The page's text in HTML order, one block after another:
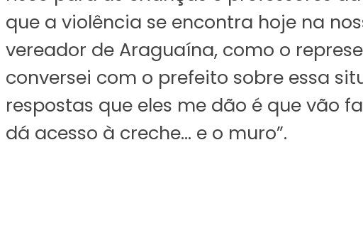
que a violência se encontra hoje na
vereador de Araguaína, como o
conversei com o prefeito sobre essa
respostas que eles me dão é que vão
dá acesso à creche… e o muro”.